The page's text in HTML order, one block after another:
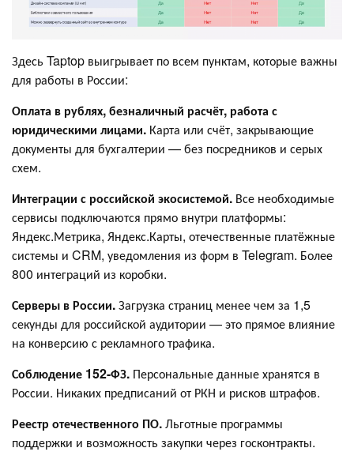
Здесь Taptop выигрывает по всем пунктам, которые важны
для работы в России:
Оплата в рублях, безналичный расчёт, работа с
юридическими лицами. Карта или счёт, закрывающие
документы для бухгалтерии — без посредников и серых
схем.
Интеграции с российской экосистемой. Все необходимые
сервисы подключаются прямо внутри платформы:
Яндекс.Метрика, Яндекс.Карты, отечественные платёжные
системы и CRM, уведомления из форм в Telegram. Более
800 интеграций из коробки.
Серверы в России.Загрузка страниц менее чем за 1,5
секунды для российской аудитории — это прямое влияние
на конверсию с рекламного трафика.
Соблюдение 152-ФЗ. Персональные данные хранятся в
России. Никаких предписаний от РКН и рисков штрафов.
Реестр отечественного ПО.Льготные программы
поддержки и возможность закупки через госконтракты.